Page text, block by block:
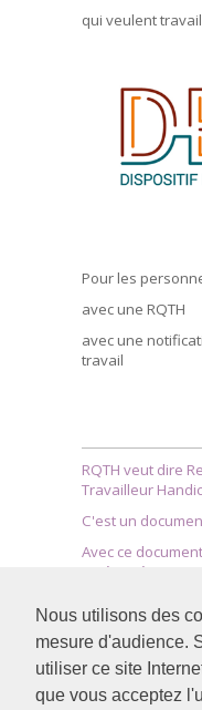
Nous utilisons des
mesure d'audience.
utiliser ce site
que vous acceptez
qui veulent
Pour les
avec une RQTH
avec une
travail
RQTH veut dire
Travailleur
C'est un
Avec ce
aménagé.